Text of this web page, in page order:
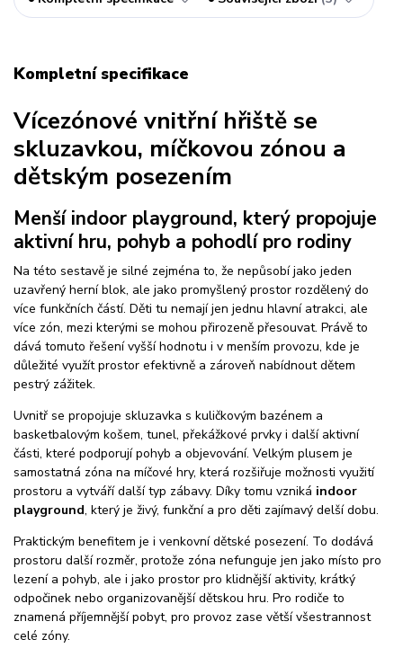
Kompletní specifikace
Vícezónové vnitřní hřiště se
skluzavkou, míčkovou zónou a
dětským posezením
Menší indoor playground, který propojuje
aktivní hru, pohyb a pohodlí pro rodiny
Na této sestavě je silné zejména to, že nepůsobí jako jeden
uzavřený herní blok, ale jako promyšlený prostor rozdělený do
více funkčních částí. Děti tu nemají jen jednu hlavní atrakci, ale
více zón, mezi kterými se mohou přirozeně přesouvat. Právě to
dává tomuto řešení vyšší hodnotu i v menším provozu, kde je
důležité využít prostor efektivně a zároveň nabídnout dětem
pestrý zážitek.
Uvnitř se propojuje skluzavka s kuličkovým bazénem a
basketbalovým košem, tunel, překážkové prvky i další aktivní
části, které podporují pohyb a objevování. Velkým plusem je
samostatná zóna na míčové hry, která rozšiřuje možnosti využití
prostoru a vytváří další typ zábavy. Díky tomu vzniká indoor
playground, který je živý, funkční a pro děti zajímavý delší dobu.
Praktickým benefitem je i venkovní dětské posezení. To dodává
prostoru další rozměr, protože zóna nefunguje jen jako místo pro
lezení a pohyb, ale i jako prostor pro klidnější aktivity, krátký
odpočinek nebo organizovanější dětskou hru. Pro rodiče to
znamená příjemnější pobyt, pro provoz zase větší všestrannost
celé zóny.